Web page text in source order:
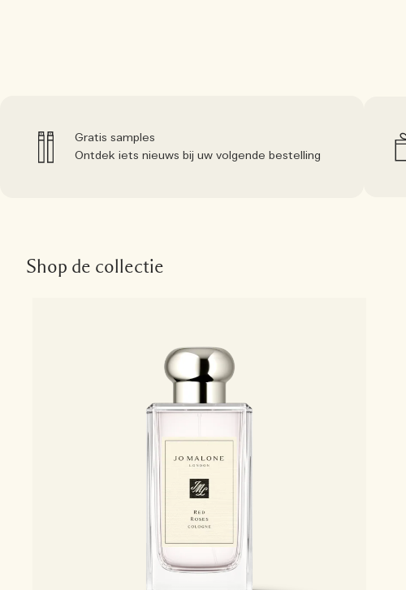
Gratis samples
Ontdek iets nieuws bij uw volgende bestelling
Shop de collectie